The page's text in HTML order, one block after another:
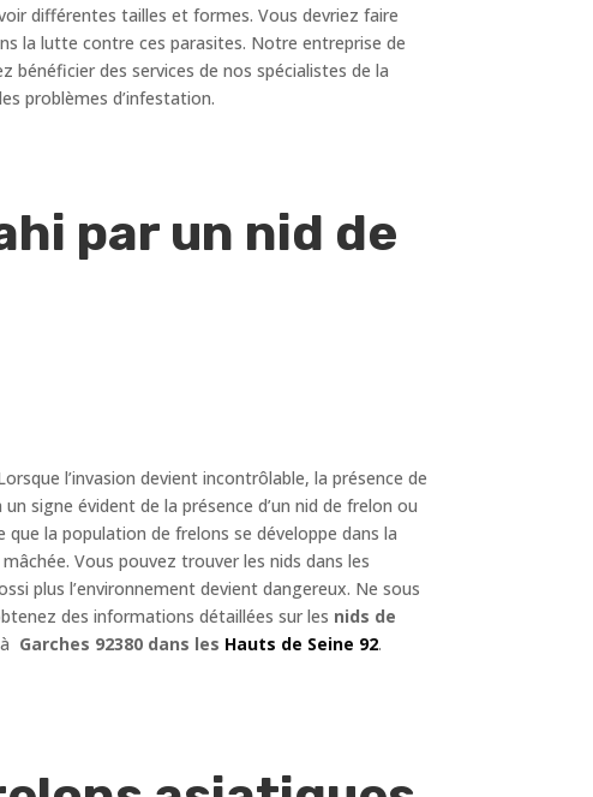
différentes tailles et formes. Vous devriez faire
la lutte contre ces parasites. Notre entreprise de
bénéficier des services de nos spécialistes de la
problèmes d’infestation.
par un nid de
l’invasion devient incontrôlable, la présence de
signe évident de la présence d’un nid de frelon ou
la population de frelons se développe dans la
Vous pouvez trouver les nids dans les
plus l’environnement devient dangereux. Ne sous
des informations détaillées sur les nids de
Garches 92380 dans les Hauts de Seine 92.